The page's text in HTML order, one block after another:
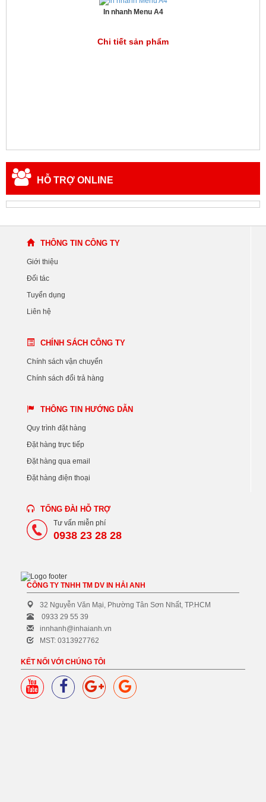
In nhanh Menu A4
Chi tiết sản phẩm
HỖ TRỢ ONLINE
THÔNG TIN CÔNG TY
Giới thiệu
Đối tác
Tuyển dụng
Liên hệ
CHÍNH SÁCH CÔNG TY
Chính sách vận chuyển
Chính sách đổi trả hàng
THÔNG TIN HƯỚNG DẪN
Quy trình đặt hàng
Đặt hàng trực tiếp
Đặt hàng qua email
Đặt hàng điện thoại
TỔNG ĐÀI HỖ TRỢ
Tư vấn miễn phí
0938 23 28 28
CÔNG TY TNHH TM DV IN HẢI ANH
32 Nguyễn Văn Mại, Phường Tân Sơn Nhất, TP.HCM
0933 29 55 39
innhanh@inhaianh.vn
MST: 0313927762
KẾT NỐI VỚI CHÚNG TÔI